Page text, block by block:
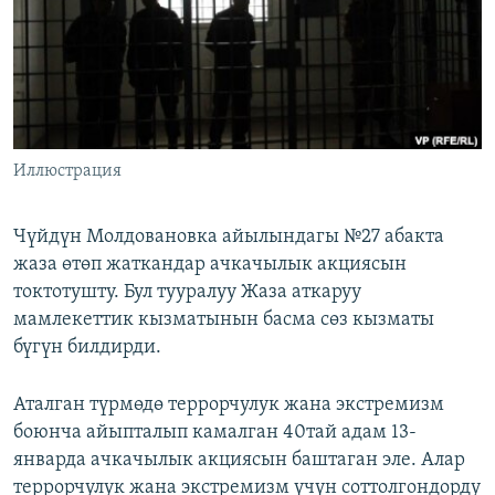
ЭЖЕ-СИҢДИЛЕР
АЗАТТЫК+
ЫҢГАЙСЫЗ СУРООЛОР
ОНЛАЙН ШЕРИНЕ
ЭЕ/АРнун бардык сайттары
Иллюстрация
Чүйдүн Молдовановка айылындагы №27 абакта
жаза өтөп жаткандар ачкачылык акциясын
токтотушту. Бул тууралуу Жаза аткаруу
мамлекеттик кызматынын басма сөз кызматы
бүгүн билдирди.
Аталган түрмөдө террорчулук жана экстремизм
боюнча айыпталып камалган 40тай адам 13-
январда ачкачылык акциясын баштаган эле. Алар
террорчулук жана экстремизм үчүн соттолгондорду